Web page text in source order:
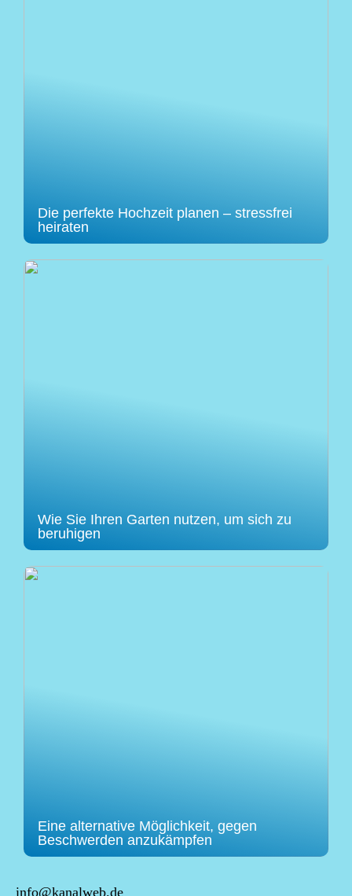
Die perfekte Hochzeit planen – stressfrei
heiraten
Wie Sie Ihren Garten nutzen, um sich zu
beruhigen
Eine alternative Möglichkeit, gegen
Beschwerden anzukämpfen
info@kanalweb.de